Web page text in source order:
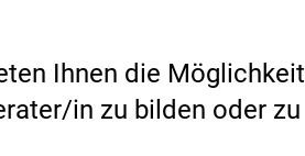
Ihnen die Möglichkeit
in zu bilden oder zu